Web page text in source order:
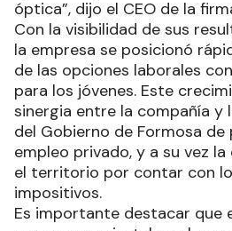
óptica”, dijo el CEO de la
Con la visibilidad de sus
la empresa se posicionó
de las opciones laborales
para los jóvenes. Este
sinergia entre la compañía y
del Gobierno de Formosa
empleo privado, y a su vez
el territorio por contar con
impositivos.
Es importante destacar que